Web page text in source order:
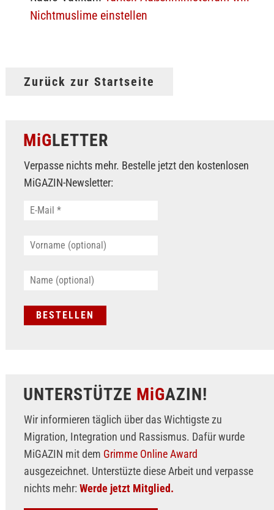
Nichtmuslime einstellen
Zurück zur Startseite
MiGLETTER
Verpasse nichts mehr. Bestelle jetzt den kostenlosen
MiGAZIN-Newsletter:
UNTERSTÜTZE MiGAZIN!
Wir informieren täglich über das Wichtigste zu
Migration, Integration und Rassismus. Dafür wurde
MiGAZIN mit dem Grimme Online Award
ausgezeichnet. Unterstüzte diese Arbeit und verpasse
nichts mehr: Werde jetzt Mitglied.